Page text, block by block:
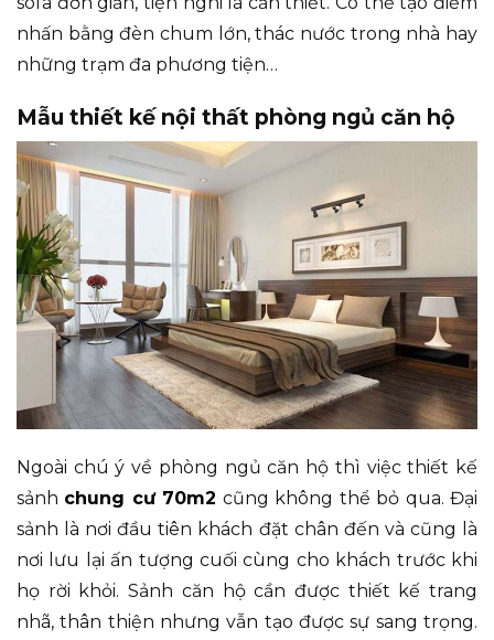
nhấn bằng đèn chum lớn, thác nước trong nhà hay
những trạm đa phương tiện…
Mẫu thiết kế nội thất phòng ngủ căn hộ
Ngoài chú ý về phòng ngủ căn hộ thì việc thiết kế
sảnh chung cư 70m2 cũng không thể bỏ qua. Đại
sảnh là nơi đầu tiên khách đặt chân đến và cũng là
nơi lưu lại ấn tượng cuối cùng cho khách trước khi
họ rời khỏi. Sảnh căn hộ cần được thiết kế trang
nhã, thân thiện nhưng vẫn tạo được sự sang trọng.